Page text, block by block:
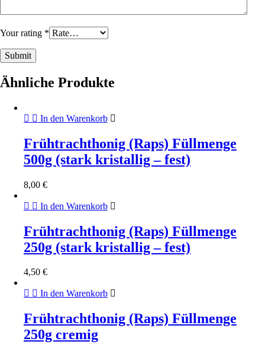
Your rating *
Ähnliche Produkte
In den Warenkorb
Frühtrachthonig (Raps) Füllmenge
500g (stark kristallig – fest)
8,00 €
In den Warenkorb
Frühtrachthonig (Raps) Füllmenge
250g (stark kristallig – fest)
4,50 €
In den Warenkorb
Frühtrachthonig (Raps) Füllmenge
250g cremig